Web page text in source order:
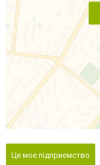
Це моє підприємство